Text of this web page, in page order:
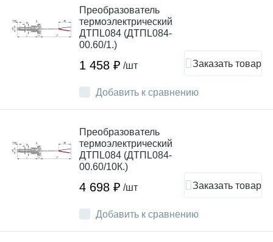
Добавить к сравнению
Преобразователь
термоэлектрический
ДТПL084 (ДТПL084-
00.60/1.)
1 458 ₽ /шт Заказать товар
Добавить к сравнению
Преобразователь
термоэлектрический
ДТПL084 (ДТПL084-
00.60/10К.)
4 698 ₽ /шт Заказать товар